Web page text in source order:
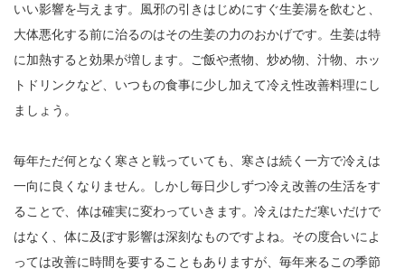
いい影響を与えます。風邪の引きはじめにすぐ生姜湯を飲むと、
大体悪化する前に治るのはその生姜の力のおかげです。生姜は特
に加熱すると効果が増します。ご飯や煮物、炒め物、汁物、ホッ
トドリンクなど、いつもの食事に少し加えて冷え性改善料理にし
ましょう。
毎年ただ何となく寒さと戦っていても、寒さは続く一方で冷えは
一向に良くなりません。しかし毎日少しずつ冷え改善の生活をす
ることで、体は確実に変わっていきます。冷えはただ寒いだけで
はなく、体に及ぼす影響は深刻なものですよね。その度合いによ
っては改善に時間を要することもありますが、毎年来るこの季節